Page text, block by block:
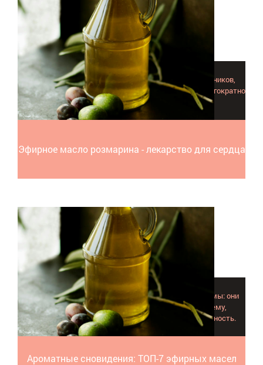
Эфирное масло розмарина - лекарство для сердца
Эфирное масло розмарина – не панацея для сердечников,
традиционное лечение не заменит, но дополнить и многократно
усилить действие препаратов он способен.
Ароматные сновидения: ТОП-7 эфирных масел
Многие эфирные масла для сна буквально незаменимы: они
мягко и ненавязчиво расслабляют нервную систему,
успокаивают, снимают нервозность, раздражительность.